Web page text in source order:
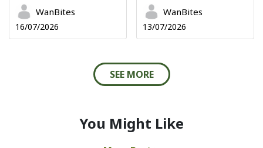
WanBites
16/07/2026
WanBites
13/07/2026
SEE MORE
You Might Like